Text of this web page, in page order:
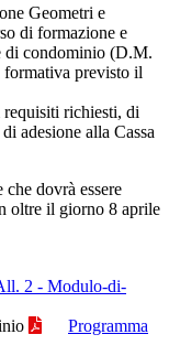
Geometri e
di formazione e
di condominio (D.M.
formativa previsto il
requisiti richiesti, di
adesione alla Cassa
dovrà essere
oltre il giorno 8 aprile
2 - Modulo-di-
Programma